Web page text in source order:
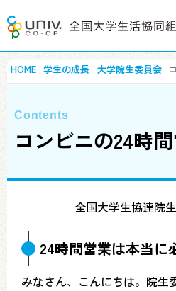
HOME 学生の成長 大学院生委員会
コンビニの24時
全国大学生協連院
24時間営業は本当に
みなさん、こんにちは。院生